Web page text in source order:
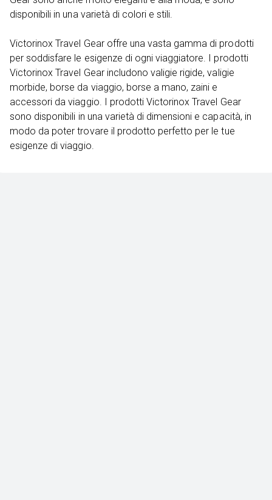
disponibili in una varietà di colori e stili.
Victorinox Travel Gear offre una vasta gamma di prodotti
per soddisfare le esigenze di ogni viaggiatore. I prodotti
Victorinox Travel Gear includono valigie rigide, valigie
morbide, borse da viaggio, borse a mano, zaini e
accessori da viaggio. I prodotti Victorinox Travel Gear
sono disponibili in una varietà di dimensioni e capacità, in
modo da poter trovare il prodotto perfetto per le tue
esigenze di viaggio.